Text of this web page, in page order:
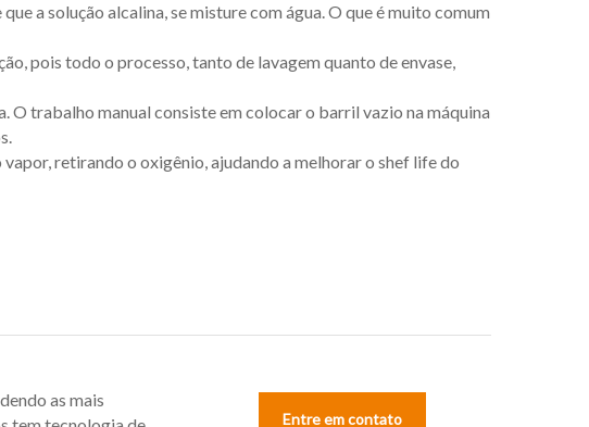
a solução alcalina, se misture com água. O que é muito comum
pois todo o processo, tanto de lavagem quanto de envase,
O trabalho manual consiste em colocar o barril vazio na máquina
vapor, retirando o oxigênio, ajudando a melhorar o shef life do
as mais
Entre em contato